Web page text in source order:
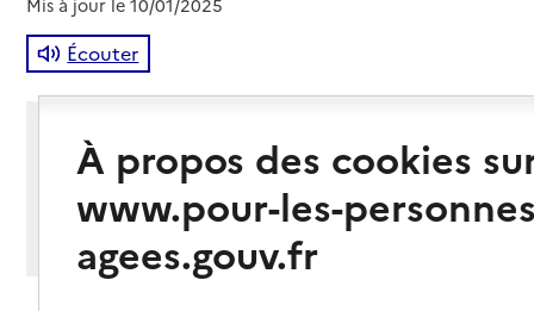
Mis à jour le10/01/2025
Écouter
ImprimerPartager par email
Partager sur Facebook
Partager sur X
Partager sur Linkedin
Si vous souhaitez partager sur Facebook, LinkedIn, X et
Whatsapp, veuillez
autoriser le dépôt de cookies
À propos des cookies
www.pour-les-
agees.gouv.fr